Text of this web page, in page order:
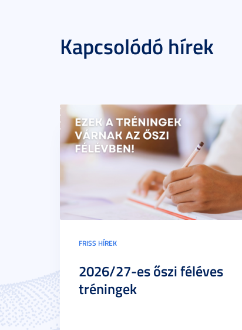
Kapcsolódó hírek
FRISS HÍREK
2026/27-es őszi féléves
tréningek